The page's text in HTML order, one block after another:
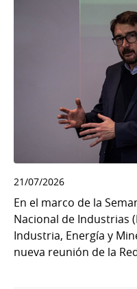
21/07/2026
En el marco de la
Nacional de Industrias
Industria, Energía y
nueva reunión de la